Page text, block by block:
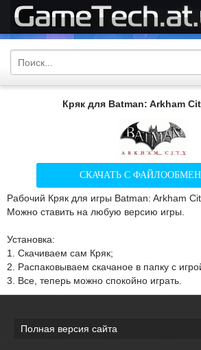
Кряк для Batman: Arkham
СКАЧАТЬ С
Рабочий Кряк для игры Batman: Arkham
Можно ставить на любую версию игры.
Установка:
1. Скачиваем сам Кряк;
2. Распаковываем скачаное в папку с
3. Все, теперь можно спокойно играть.
Полная версия сайта